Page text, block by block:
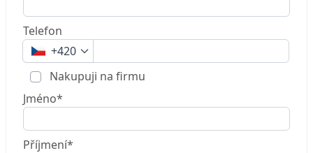
Telefon
+420
Nakupuji na firmu
Jméno*
Příjmení*